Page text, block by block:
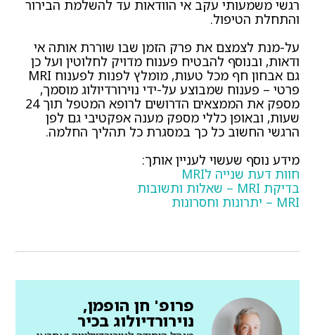
רגשי משמעותי עקב אי הוודאות עד להשלמת הבירור
והתחלת הטיפול.
על-מנת לצמצם את פרק הזמן שבו שוררת אותה אי
ודאות, ובנוסף להבטיח פענוח מדויק לחלוטין ועל כן
גם אבחון חף מכל טעות, מומלץ לפנות לפענוח MRI
פרטי – פענוח שמבוצע על-ידי נוירורדיולוג מוסמך,
מספק את הממצאים הדרושים לרופא המטפל תוך 24
שעות, ובאופן כללי מספק מענה אפקטיבי גם לפן
הרגשי החשוב כל כך במסגרת כל תהליך החלמה.
מידע נוסף שעשוי לעניין אותך:
חוות דעת שנייה לMRI
בדיקת MRI – שאלות ותשובות
MRI – יתרונות וחסרונות
פרופ' חן הופמן,
נוירורדיולוג בכיר